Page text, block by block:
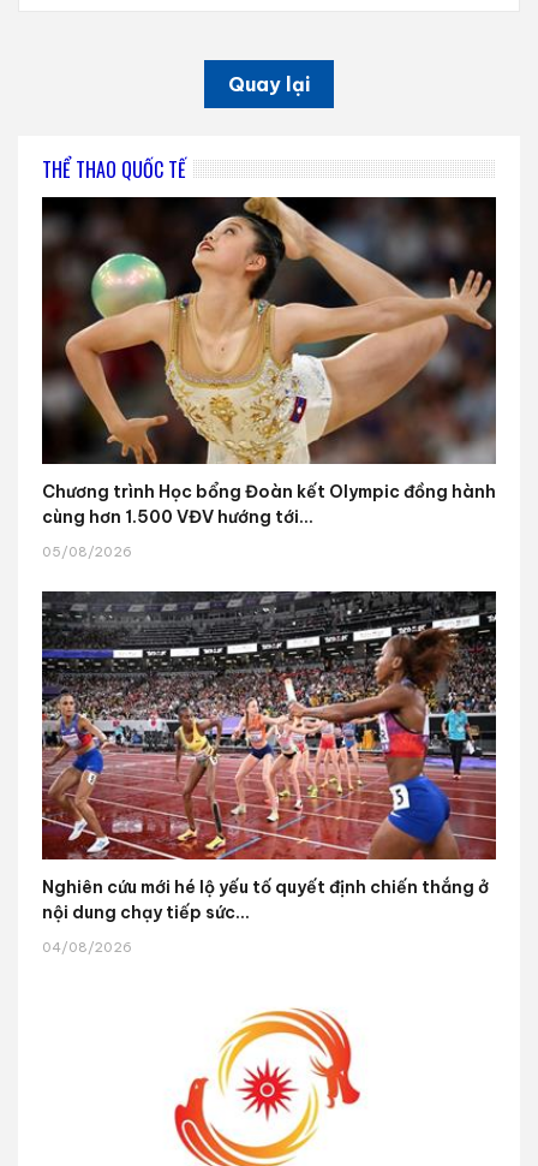
Quay lại
THỂ THAO QUỐC TẾ
Chương trình Học bổng Đoàn kết Olympic đồng hành
cùng hơn 1.500 VĐV hướng tới...
05/08/2026
Nghiên cứu mới hé lộ yếu tố quyết định chiến thắng ở
nội dung chạy tiếp sức...
04/08/2026